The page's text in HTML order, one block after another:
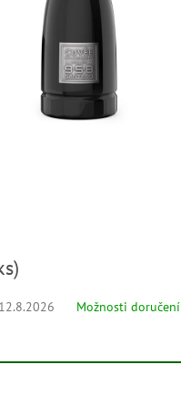
)
12.8.2026 Možnosti doručení